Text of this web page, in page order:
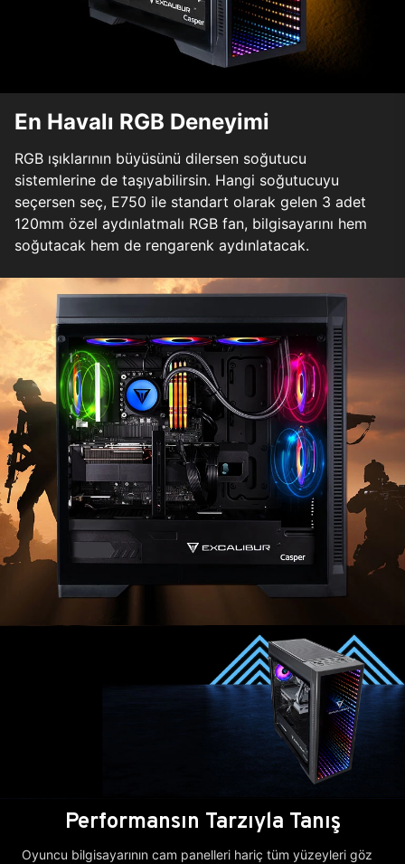
En Havalı RGB Deneyimi
RGB ışıklarının büyüsünü dilersen soğutucu
sistemlerine de taşıyabilirsin. Hangi soğutucuyu
seçersen seç, E750 ile standart olarak gelen 3 adet
120mm özel aydınlatmalı RGB fan, bilgisayarını hem
soğutacak hem de rengarenk aydınlatacak.
Performansın Tarzıyla Tanış
Oyuncu bilgisayarının cam panelleri hariç tüm yüzeyleri göz